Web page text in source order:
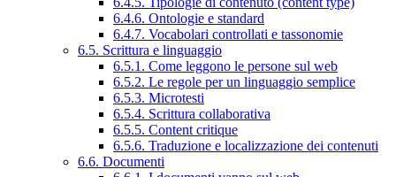
6.4.6. Ontologie e standard
6.4.7. Vocabolari controllati e tassonomie
6.5. Scrittura e linguaggio
6.5.1. Come leggono le persone sul web
6.5.2. Le regole per un linguaggio semplice
6.5.3. Microtesti
6.5.4. Scrittura collaborativa
6.5.5. Content critique
6.5.6. Traduzione e localizzazione dei contenuti
6.6. Documenti